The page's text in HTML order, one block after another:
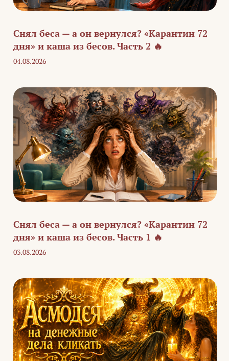
Снял беса — а он вернулся? «Карантин 72
дня» и каша из бесов. Часть 2 🔥
04.08.2026
Снял беса — а он вернулся? «Карантин 72
дня» и каша из бесов. Часть 1 🔥
03.08.2026